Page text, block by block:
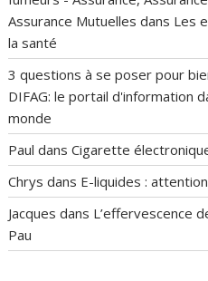
Assurance Mutuelles dans Les
la santé
3 questions à se poser pour
DIFAG: le portail d'information
monde
Paul dansCigarette
Chrys dans E-liquides :
Jacques dans L’effervescence
Pau